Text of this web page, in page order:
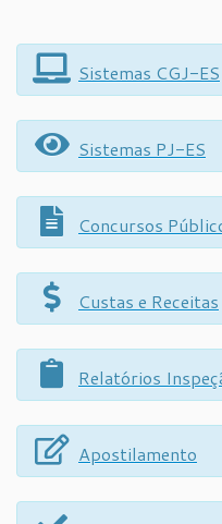
Sistemas CGJ-ES
Sistemas PJ-ES
Concursos
Custas e Receitas
Relatórios
Apostilamento